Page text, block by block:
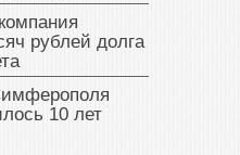
рублей долга
10 лет